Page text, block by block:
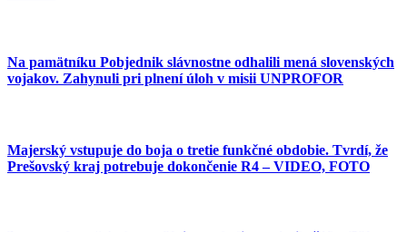
Na pamätníku Pobjednik slávnostne odhalili mená slovenských
vojakov. Zahynuli pri plnení úloh v misii UNPROFOR
Majerský vstupuje do boja o tretie funkčné obdobie. Tvrdí, že
Prešovský kraj potrebuje dokončenie R4 – VIDEO, FOTO